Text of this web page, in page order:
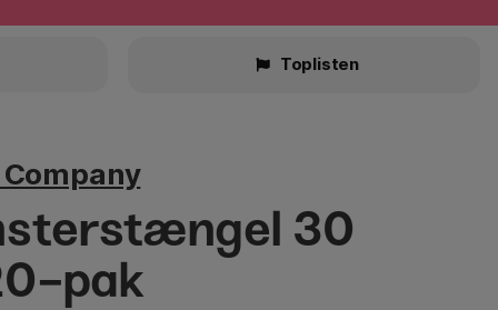
Toplisten
30
pak